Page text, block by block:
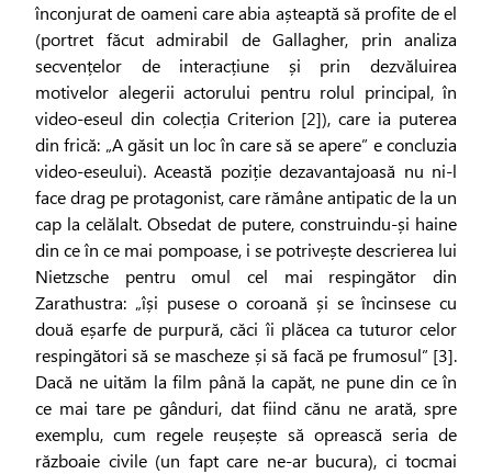
înconjurat de oameni care abia așteaptă să profite de el
(portret făcut admirabil de Gallagher, prin analiza
secvențelor de interacțiune și prin dezvăluirea
motivelor alegerii actorului pentru rolul principal, în
video-eseul din colecția Criterion [2]), care ia puterea
din frică: „A găsit un loc în care să se apere” e concluzia
video-eseului). Această poziție dezavantajoasă nu ni-l
face drag pe protagonist, care rămâne antipatic de la un
cap la celălalt. Obsedat de putere, construindu-și haine
din ce în ce mai pompoase, i se potrivește descrierea lui
Nietzsche pentru omul cel mai respingător din
Zarathustra: „își pusese o coroană și se încinsese cu
două eșarfe de purpură, căci îi plăcea ca tuturor celor
respingători să se mascheze și să facă pe frumosul” [3].
Dacă ne uităm la film până la capăt, ne pune din ce în
ce mai tare pe gânduri, dat fiind cănu ne arată, spre
exemplu, cum regele reușește să oprească seria de
războaie civile (un fapt care ne-ar bucura), ci tocmai